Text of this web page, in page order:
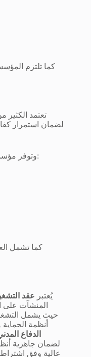
كما تلتزم
تعتمد الكثير
لضمان استمرار
وتوفر مؤسسة أعالي القمم خطط صيانة مرنة تناسب:
كما تشمل
يُعتبر عقد
المنشآت على
حيث يشمل
أنظمة
الدفاع
لضمان جاهزية
عالية وفق